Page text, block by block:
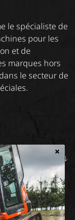
×
le spécialiste de
pour les
et de
marques hors
le secteur de
PROPOS DE
vision
mission